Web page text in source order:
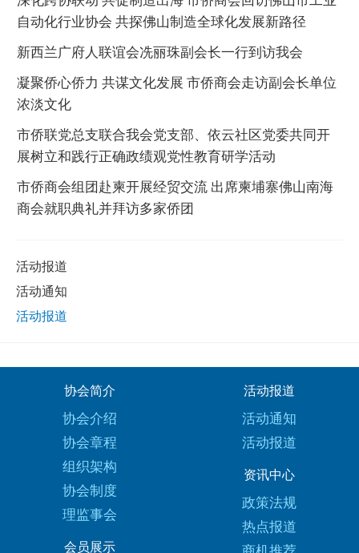
自动化行业协会 共探佛山制造全球化发展新路径
新西兰广府人联谊会冼丽珠副会长一行到访我会
凝聚侨心侨力 共谋文化发展 市侨商会走访副会长单位
浓淡文化
市侨联党总支联合我会党支部、依云社区党委共同开
展树立和践行正确政绩观党性教育研学活动
市侨商会组团赴柬开展经贸交流 出席柬埔寨佛山南海
商会就职典礼并拜访多家侨团
活动报道
活动通知
活动报道
协会简介
协会介绍
协会章程
组织架构
协会制度
理监事会
活动报道
活动通知
活动报道
资讯中心
政策法规
热点报道
会员展示